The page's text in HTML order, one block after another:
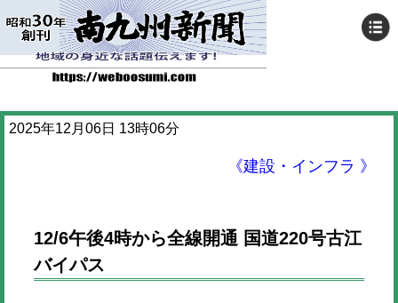
2025年12月06日 13時06分
《建設・インフラ 》
12/6午後4時から全線開通 国道220号古江
バイパス